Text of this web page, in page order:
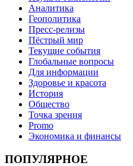
Аналитика
Геополитика
Пресс-релизы
Пёстрый мир
Текущие события
Глобальные вопросы
Для информации
Здоровье и красота
История
Общество
Точка зрения
Promo
Экономика и финансы
ПОПУЛЯРНОЕ